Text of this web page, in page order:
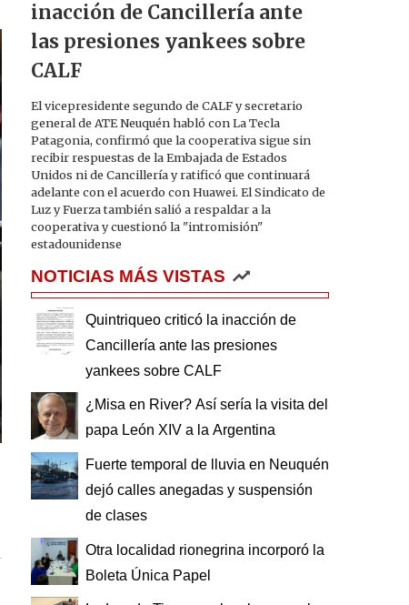
inacción de Cancillería ante
las presiones yankees sobre
CALF
El vicepresidente segundo de CALF y secretario
general de ATE Neuquén habló con La Tecla
Patagonia, confirmó que la cooperativa sigue sin
recibir respuestas de la Embajada de Estados
Unidos ni de Cancillería y ratificó que continuará
adelante con el acuerdo con Huawei. El Sindicato de
Luz y Fuerza también salió a respaldar a la
cooperativa y cuestionó la "intromisión"
estadounidense
NOTICIAS MÁS VISTAS
Quintriqueo criticó la inacción de
Cancillería ante las presiones
yankees sobre CALF
¿Misa en River? Así sería la visita del
papa León XIV a la Argentina
Fuerte temporal de lluvia en Neuquén
dejó calles anegadas y suspensión
de clases
Otra localidad rionegrina incorporó la
Boleta Única Papel